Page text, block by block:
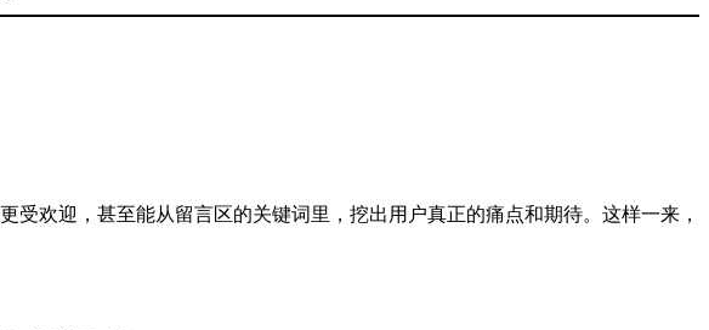
欢迎，甚至能从留言区的关键词里，挖出用户真正的痛点和期待。这样一来，